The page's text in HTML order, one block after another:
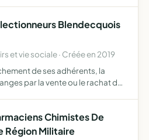
Blendecquois
et vie sociale · Créée en 2019
de ses adhérents, la
par la vente ou le rachat de
Chimistes De
Région Militaire